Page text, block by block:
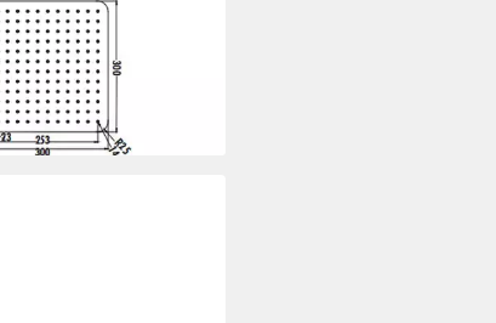
Kopfbrause
gebürstet 30x30 cm
155,00 €
7 Werktagen bei dir